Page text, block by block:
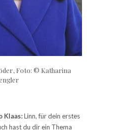
Foto: © Katharina
Klaas:Linn, für dein erstes
hast du dir ein Thema